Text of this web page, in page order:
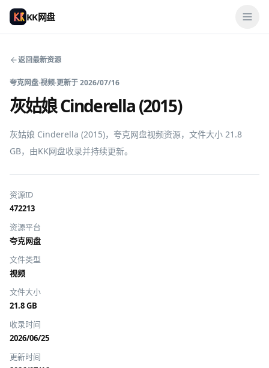
KK网盘
返回最新资源
夸克网盘·视频·更新于2026/07/16
灰姑娘 Cinderella (2015)
灰姑娘 Cinderella (2015)，夸克网盘视频资源，文件大小 21.8
GB，由KK网盘收录并持续更新。
资源ID
472213
资源平台
夸克网盘
文件类型
视频
文件大小
21.8 GB
收录时间
2026/06/25
更新时间